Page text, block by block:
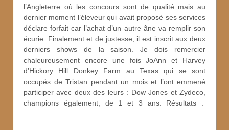
l’Angleterre où les concours sont de qualité mais au
dernier moment l’éleveur qui avait proposé ses services
déclare forfait car l’achat d’un autre âne va remplir son
écurie. Finalement et de justesse, il est inscrit aux deux
derniers shows de la saison. Je dois remercier
chaleureusement encore une fois JoAnn et Harvey
d’Hickory Hill Donkey Farm au Texas qui se sont
occupés de Tristan pendant un mois et l’ont emmené
participer avec deux des leurs : Dow Jones et Zydeco,
champions également, de 1 et 3 ans. Résultats :